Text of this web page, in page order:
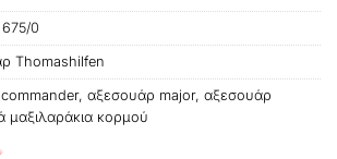
675/0
Thomashilfen
, αξεσουάρ major, αξεσουάρ
μαξιλαράκια κορμού